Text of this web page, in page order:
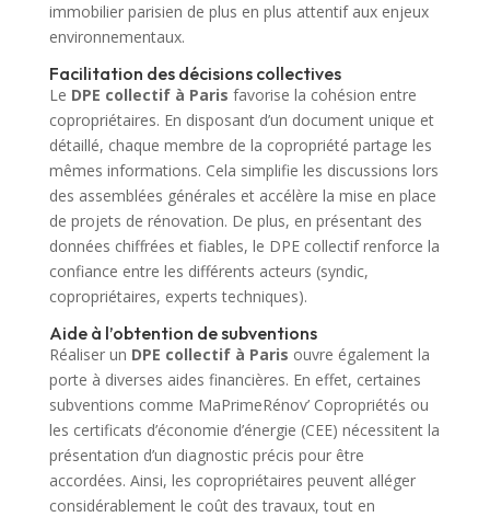
immobilier parisien de plus en plus attentif aux enjeux
environnementaux.
Facilitation des décisions collectives
Le DPE collectif à Paris favorise la cohésion entre
copropriétaires. En disposant d’un document unique et
détaillé, chaque membre de la copropriété partage les
mêmes informations. Cela simplifie les discussions lors
des assemblées générales et accélère la mise en place
de projets de rénovation. De plus, en présentant des
données chiffrées et fiables, le DPE collectif renforce la
confiance entre les différents acteurs (syndic,
copropriétaires, experts techniques).
Aide à l’obtention de subventions
Réaliser un DPE collectif à Paris ouvre également la
porte à diverses aides financières. En effet, certaines
subventions comme MaPrimeRénov’ Copropriétés ou
les certificats d’économie d’énergie (CEE) nécessitent la
présentation d’un diagnostic précis pour être
accordées. Ainsi, les copropriétaires peuvent alléger
considérablement le coût des travaux, tout en